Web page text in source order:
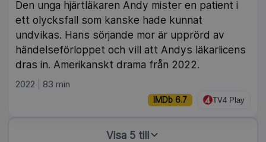
Den unga hjärtläkaren Andy mister en patient i
ett olycksfall som kanske hade kunnat
undvikas. Hans sörjande mor är upprörd av
händelseförloppet och vill att Andys läkarlicens
dras in. Amerikanskt drama från 2022.
2022 83 min
IMDb 6.7 TV4 Play
Visa 5 till